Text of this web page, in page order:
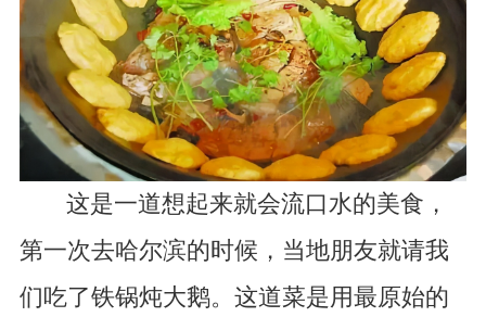
这是一道想起来就会流口水的美食，
第一次去哈尔滨的时候，当地朋友就请我
们吃了铁锅炖大鹅。这道菜是用最原始的